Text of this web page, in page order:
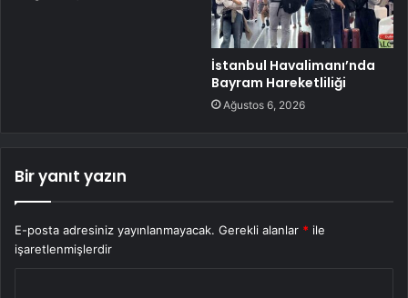
İstanbul Havalimanı’nda
Bayram Hareketliliği
Ağustos 6, 2026
Bir yanıt yazın
E-posta adresiniz yayınlanmayacak. Gerekli alanlar * ile
işaretlenmişlerdir